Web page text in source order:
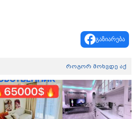
გაზიარება
როგორ მოხვდე აქ